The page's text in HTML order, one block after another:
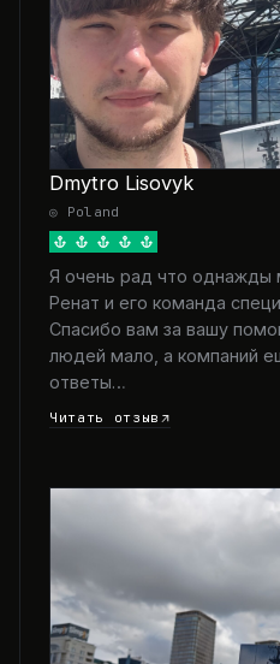
Dmytro Lisovyk
◎ Poland
Я очень рад что однажды
Ренат и его команда
Спасибо вам за вашу
людей мало, а компаний
ответы…
Читать отзыв